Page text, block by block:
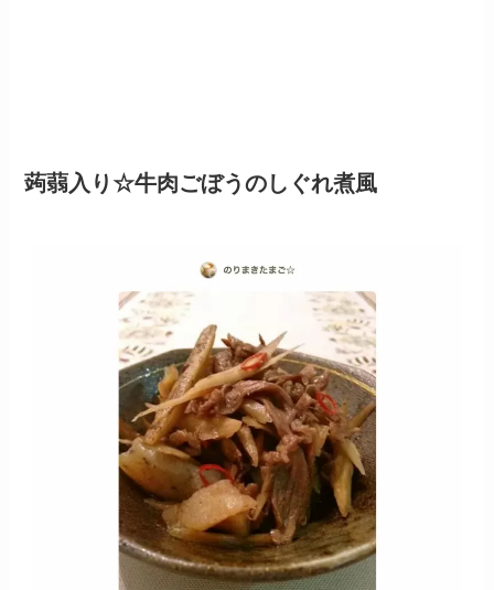
蒟蒻入り☆牛肉ごぼうのしぐれ煮風